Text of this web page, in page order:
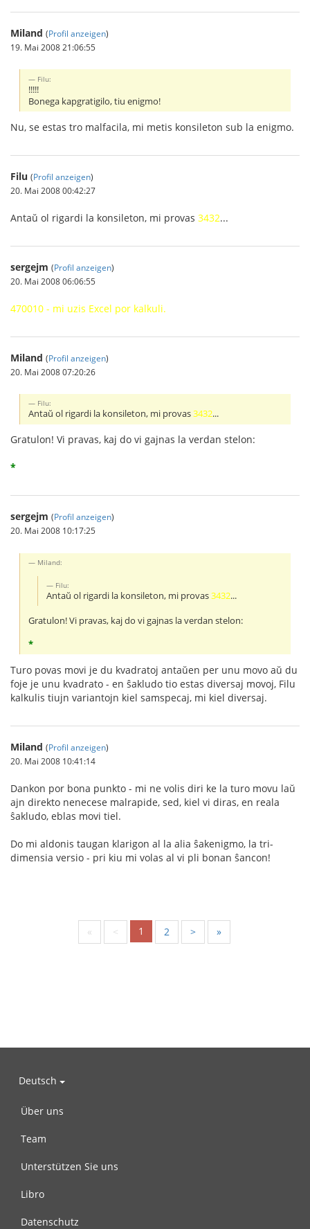
Miland (Profil anzeigen)
19. Mai 2008 21:06:55
Filu:
!!!!!
Bonega kapgratigilo, tiu enigmo!
Nu, se estas tro malfacila, mi metis konsileton sub la enigmo.
Filu (Profil anzeigen)
20. Mai 2008 00:42:27
Antaŭ ol rigardi la konsileton, mi provas 3432...
sergejm (Profil anzeigen)
20. Mai 2008 06:06:55
470010 - mi uzis Excel por kalkuli.
Miland (Profil anzeigen)
20. Mai 2008 07:20:26
Filu:
Antaŭ ol rigardi la konsileton, mi provas3432...
Gratulon! Vi pravas, kaj do vi gajnas la verdan stelon:
*
sergejm (Profil anzeigen)
20. Mai 2008 10:17:25
Miland:
Filu:
Antaŭ ol rigardi la konsileton, mi provas3432...
Gratulon! Vi pravas, kaj do vi gajnas la verdan stelon:
*
Turo povas movi je du kvadratoj antaŭen per unu movo aŭ du
foje je unu kvadrato - en ŝakludo tio estas diversaj movoj, Filu
kalkulis tiujn variantojn kiel samspecaj, mi kiel diversaj.
Miland (Profil anzeigen)
20. Mai 2008 10:41:14
Dankon por bona punkto - mi ne volis diri ke la turo movu laŭ
ajn direkto nenecese malrapide, sed, kiel vi diras, en reala
ŝakludo, eblas movi tiel.
Do mi aldonis taugan klarigon al la alia ŝakenigmo, la tri-
dimensia versio - pri kiu mi volas al vi pli bonan ŝancon!
« < 1 2 > »
Deutsch
Über uns
Team
Unterstützen Sie uns
Libro
Datenschutz